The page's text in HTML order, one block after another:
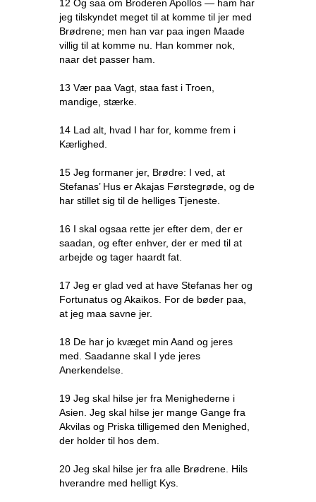
12 Og saa om Broderen Apollos — ham har
jeg tilskyndet meget til at komme til jer med
Brødrene; men han var paa ingen Maade
villig til at komme nu. Han kommer nok,
naar det passer ham.
13 Vær paa Vagt, staa fast i Troen,
mandige, stærke.
14 Lad alt, hvad I har for, komme frem i
Kærlighed.
15 Jeg formaner jer, Brødre: I ved, at
Stefanas’ Hus er Akajas Førstegrøde, og de
har stillet sig til de helliges Tjeneste.
16 I skal ogsaa rette jer efter dem, der er
saadan, og efter enhver, der er med til at
arbejde og tager haardt fat.
17 Jeg er glad ved at have Stefanas her og
Fortunatus og Akaikos. For de bøder paa,
at jeg maa savne jer.
18 De har jo kvæget min Aand og jeres
med. Saadanne skal I yde jeres
Anerkendelse.
19 Jeg skal hilse jer fra Menighederne i
Asien. Jeg skal hilse jer mange Gange fra
Akvilas og Priska tilligemed den Menighed,
der holder til hos dem.
20 Jeg skal hilse jer fra alle Brødrene. Hils
hverandre med helligt Kys.